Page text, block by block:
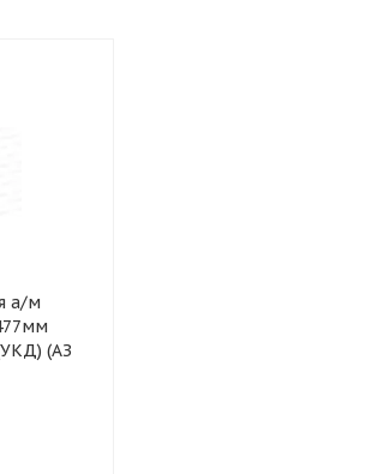
а/м
(АЗ